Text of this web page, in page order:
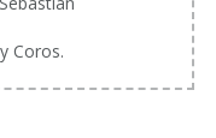
Coros.